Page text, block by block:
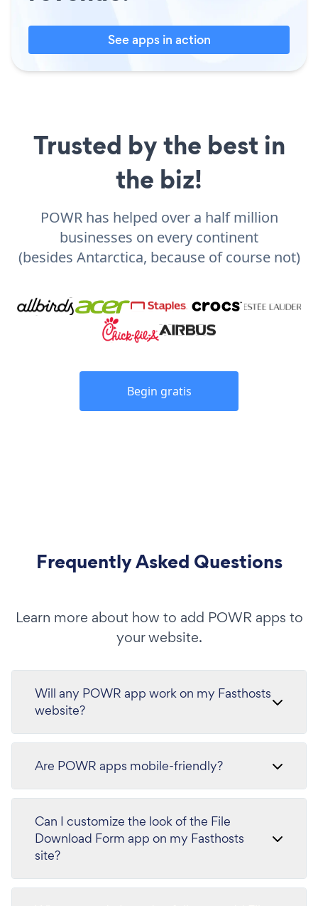
See apps in action
Trusted by the best in
the biz!
POWR has helped over a half million
businesses on every continent
(besides Antarctica, because of course not)
Begin gratis
Frequently Asked Questions
Learn more about how to add POWR apps to
your website.
Will any POWR app work on my Fasthosts
website?
Are POWR apps mobile-friendly?
Can I customize the look of the File
Download Form app on my Fasthosts
site?